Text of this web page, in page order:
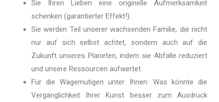
Sie Ihren Lieben eine originelle Aufmerksamkeit
schenken (garantierter Effekt!).
Sie werden Teil unserer wachsenden Familie, die nicht
nur auf sich selbst achtet, sondern auch auf die
Zukunft unseres Planeten, indem sie Abfälle reduziert
und unsere Ressourcen aufwertet.
Für die Wagemutigen unter Ihnen: Was könnte die
Vergänglichkeit Ihrer Kunst besser zum Ausdruck